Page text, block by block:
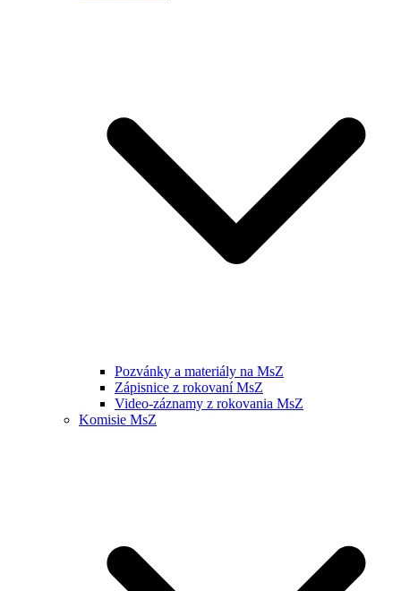
Pozvánky a materiály na MsZ
Zápisnice z rokovaní MsZ
Video-záznamy z rokovania MsZ
Komisie MsZ